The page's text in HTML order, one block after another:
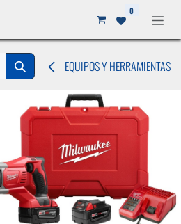
0
EQUIPOS Y HERRAMIENTAS